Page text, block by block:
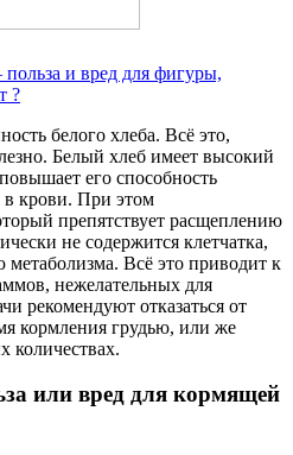
и вред для фигуры,
?
белого хлеба. Всё это,
Белый хлеб имеет высокий
его способность
в крови. При этом
препятствует расщеплению
не содержится клетчатка,
Всё это приводит к
нежелательных для
рекомендуют отказаться от
кормления грудью, или же
количествах.
или вред для кормящей